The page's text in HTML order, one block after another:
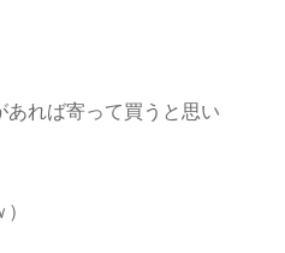
れば寄って買うと思い